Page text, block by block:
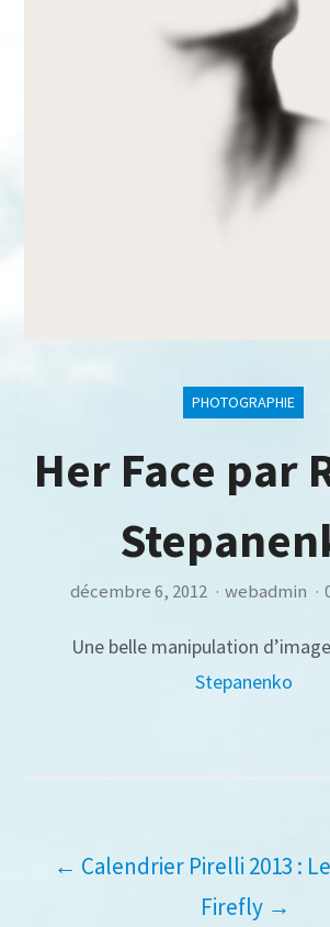
PHOTOGRAPHIE
Her Face par
décembre 6, 2012 · webadmin ·
Une belle manipulation
Stepanenko
Navigation
← Calendrier Pirelli 2013 :
Firefly →